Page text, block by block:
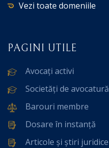
Vezi toate domeniile
PAGINI UTILE
Avocați activi
Societăți de avocatură
Barouri membre
Dosare în instanță
Articole și știri juridice